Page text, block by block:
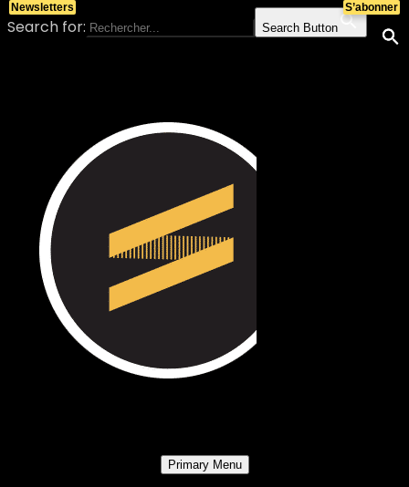
Search for: Search Button
Primary Menu
S’abonner
Newsletters